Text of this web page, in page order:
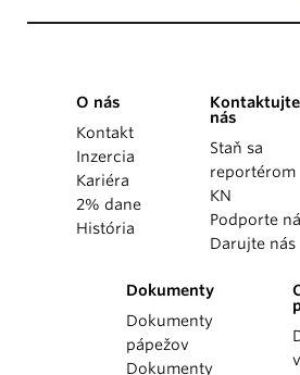
O nás
Kontakt
Inzercia
Kariéra
2% dane
História
Kontaktujte
nás
Staň sa
reportérom
KN
Podporte
Darujte nás
Dokumenty
Dokumenty
pápežov
Dokumenty